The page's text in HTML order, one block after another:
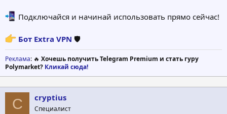
Подключайся и начинай использовать прямо сейчас!
Бот Extra VPN 🛡
Реклама: 🔥 Хочешь получить Telegram Premium и стать гуру
Polymarket? Кликай сюда!
C cryptius
Специалист